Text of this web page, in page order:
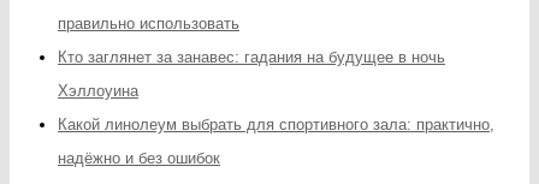
правильно использовать
Кто заглянет за занавес: гадания на будущее в ночь
Хэллоуина
Какой линолеум выбрать для спортивного зала: практично,
надёжно и без ошибок